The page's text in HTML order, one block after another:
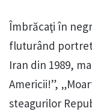
Îmbrăcaţi în
fluturând
Iran din 1989,
Americii!”,
steagurilor